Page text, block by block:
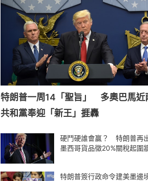
特朗普一周14「聖旨」 多奧巴馬
共和黨奉迎「新王」捱轟
硬鬥硬誰會贏？ 特朗普再
墨西哥貨品徵20%關稅起圍
特朗普簽行政命令建美墨